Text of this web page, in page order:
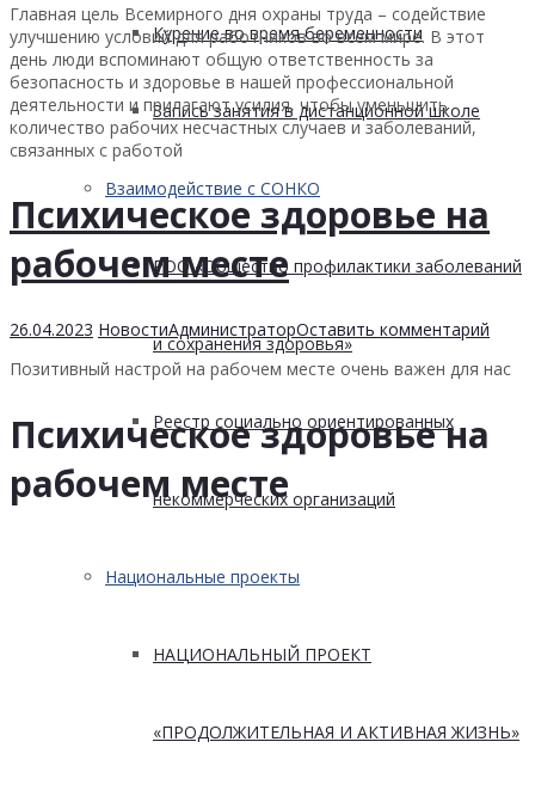
Курение во время беременности
Запись занятия в дистанционной школе
Взаимодействие с СОНКО
РОО «Общество профилактики заболеваний
и сохранения здоровья»
Реестр социально ориентированных
некоммерческих организаций
Национальные проекты
НАЦИОНАЛЬНЫЙ ПРОЕКТ
«ПРОДОЛЖИТЕЛЬНАЯ И АКТИВНАЯ ЖИЗНЬ»
Главная цель Всемирного дня охраны труда – содействие
улучшению условий для работников во всем мире. В этот
день люди вспоминают общую ответственность за
безопасность и здоровье в нашей профессиональной
деятельности и прилагают усилия, чтобы уменьшить
количество рабочих несчастных случаев и заболеваний,
связанных с работой
Психическое здоровье на
рабочем месте
26.04.2023 НовостиАдминистраторОставить комментарий
Позитивный настрой на рабочем месте очень важен для нас
Психическое здоровье на
рабочем месте